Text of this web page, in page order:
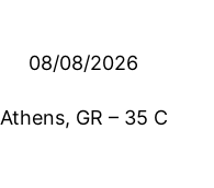
08/08/2026
Athens, GR – 35 C